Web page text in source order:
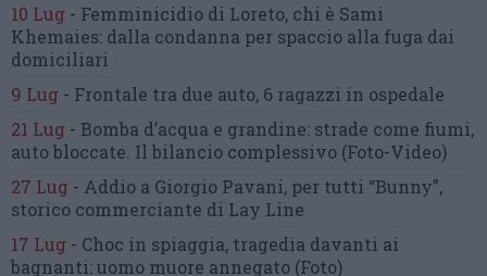
10 Lug - Femminicidio di Loreto, chi è Sami
Khemaies: dalla condanna per spaccio alla fuga dai
domiciliari
9 Lug - Frontale tra due auto, 6 ragazzi in ospedale
21 Lug - Bomba d’acqua e grandine: strade come fiumi,
auto bloccate. Il bilancio complessivo (Foto-Video)
27 Lug - Addio a Giorgio Pavani, per tutti “Bunny”,
storico commerciante di Lay Line
17 Lug - Choc in spiaggia, tragedia davanti ai
bagnanti:uomo muore annegato (Foto)